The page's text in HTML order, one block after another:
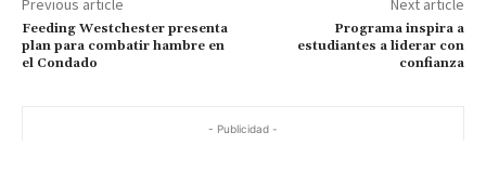
Previous article
Feeding Westchester presenta
plan para combatir hambre en
el Condado
Next article
Programa inspira a
estudiantes a liderar con
confianza
- Publicidad -